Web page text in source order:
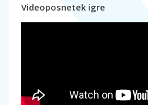
Videoposnetek igre